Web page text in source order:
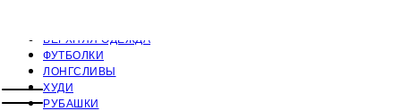
ВЕРХНЯЯ ОДЕЖДА
ФУТБОЛКИ
ЛОНГСЛИВЫ
ХУДИ
РУБАШКИ